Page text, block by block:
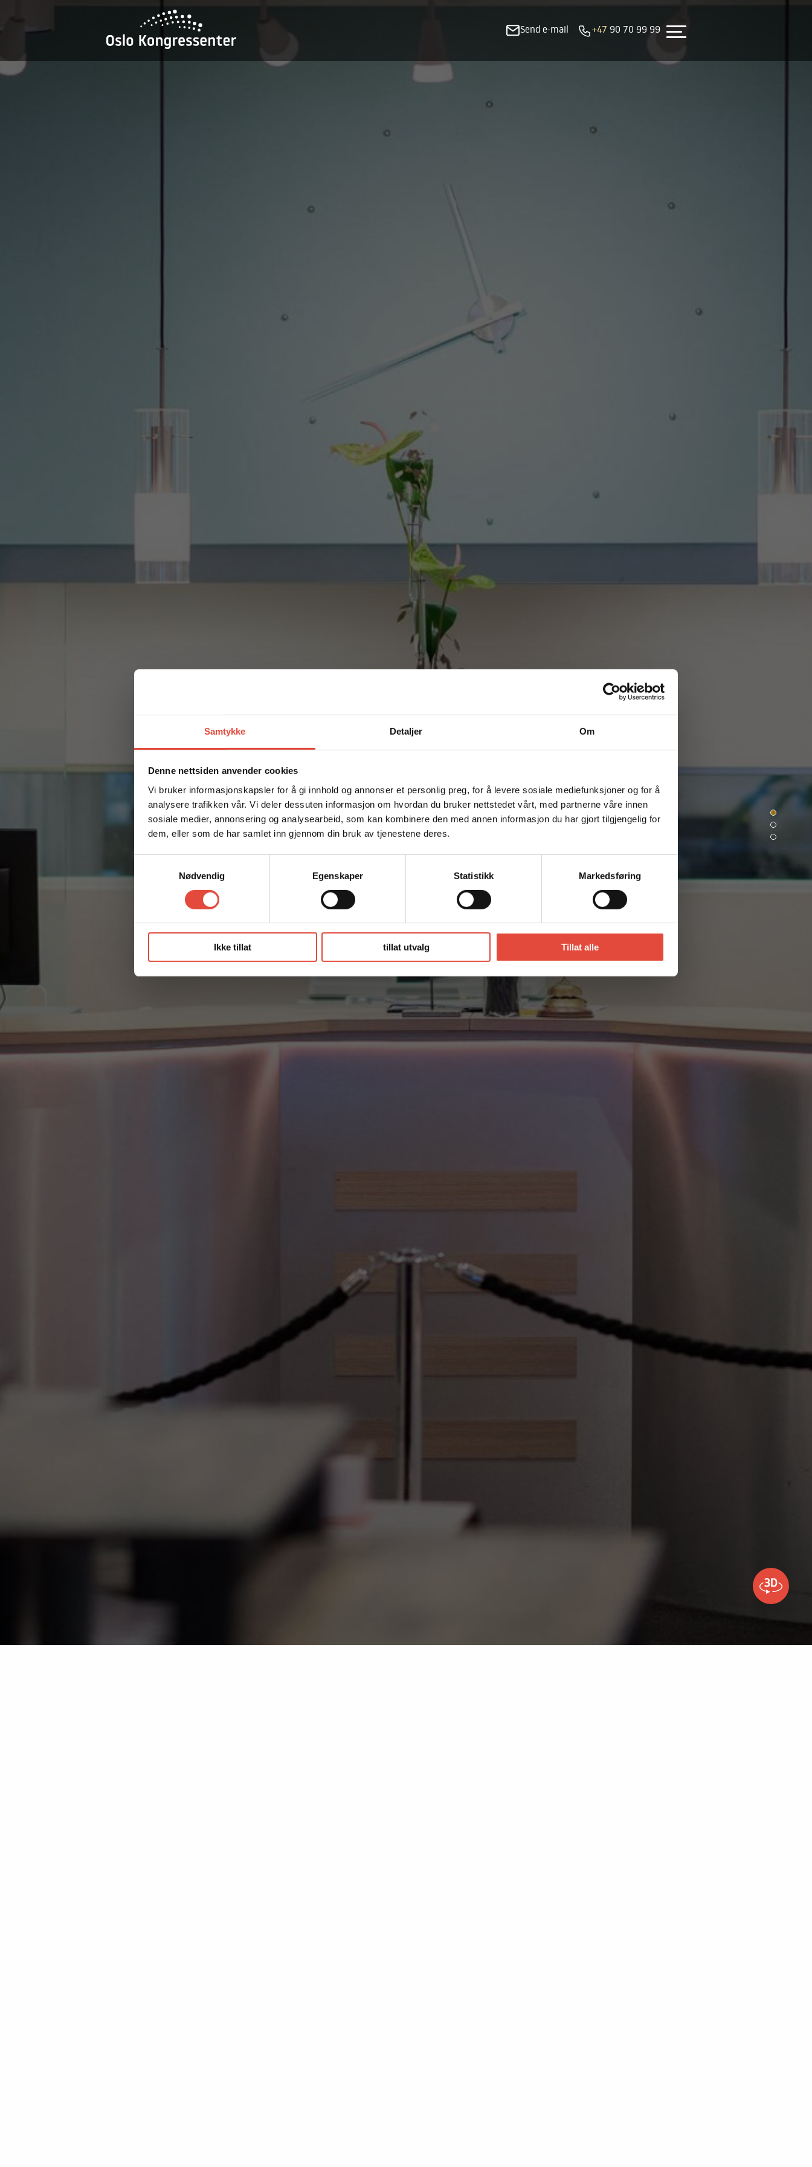
Samtykke Detaljer Om
Denne nettsiden anvender cookies
Vi bruker informasjonskapsler for å gi innhold og annonser et personlig preg, for å levere sosiale mediefunksjoner og for å
analysere trafikken vår. Vi deler dessuten informasjon om hvordan du bruker nettstedet vårt, med partnerne våre innen
sosiale medier, annonsering og analysearbeid, som kan kombinere den med annen informasjon du har gjort tilgjengelig for
dem, eller som de har samlet inn gjennom din bruk av tjenestene deres.
Nødvendig
Egenskaper Statistikk Markedsføring
Ikke tillat tillat utvalg Tillat alle
Send e-mail +47 90 70 99 99
E-MAIL
View all our rooms in 3D
PRIVACY POLICY
Top of
Footer